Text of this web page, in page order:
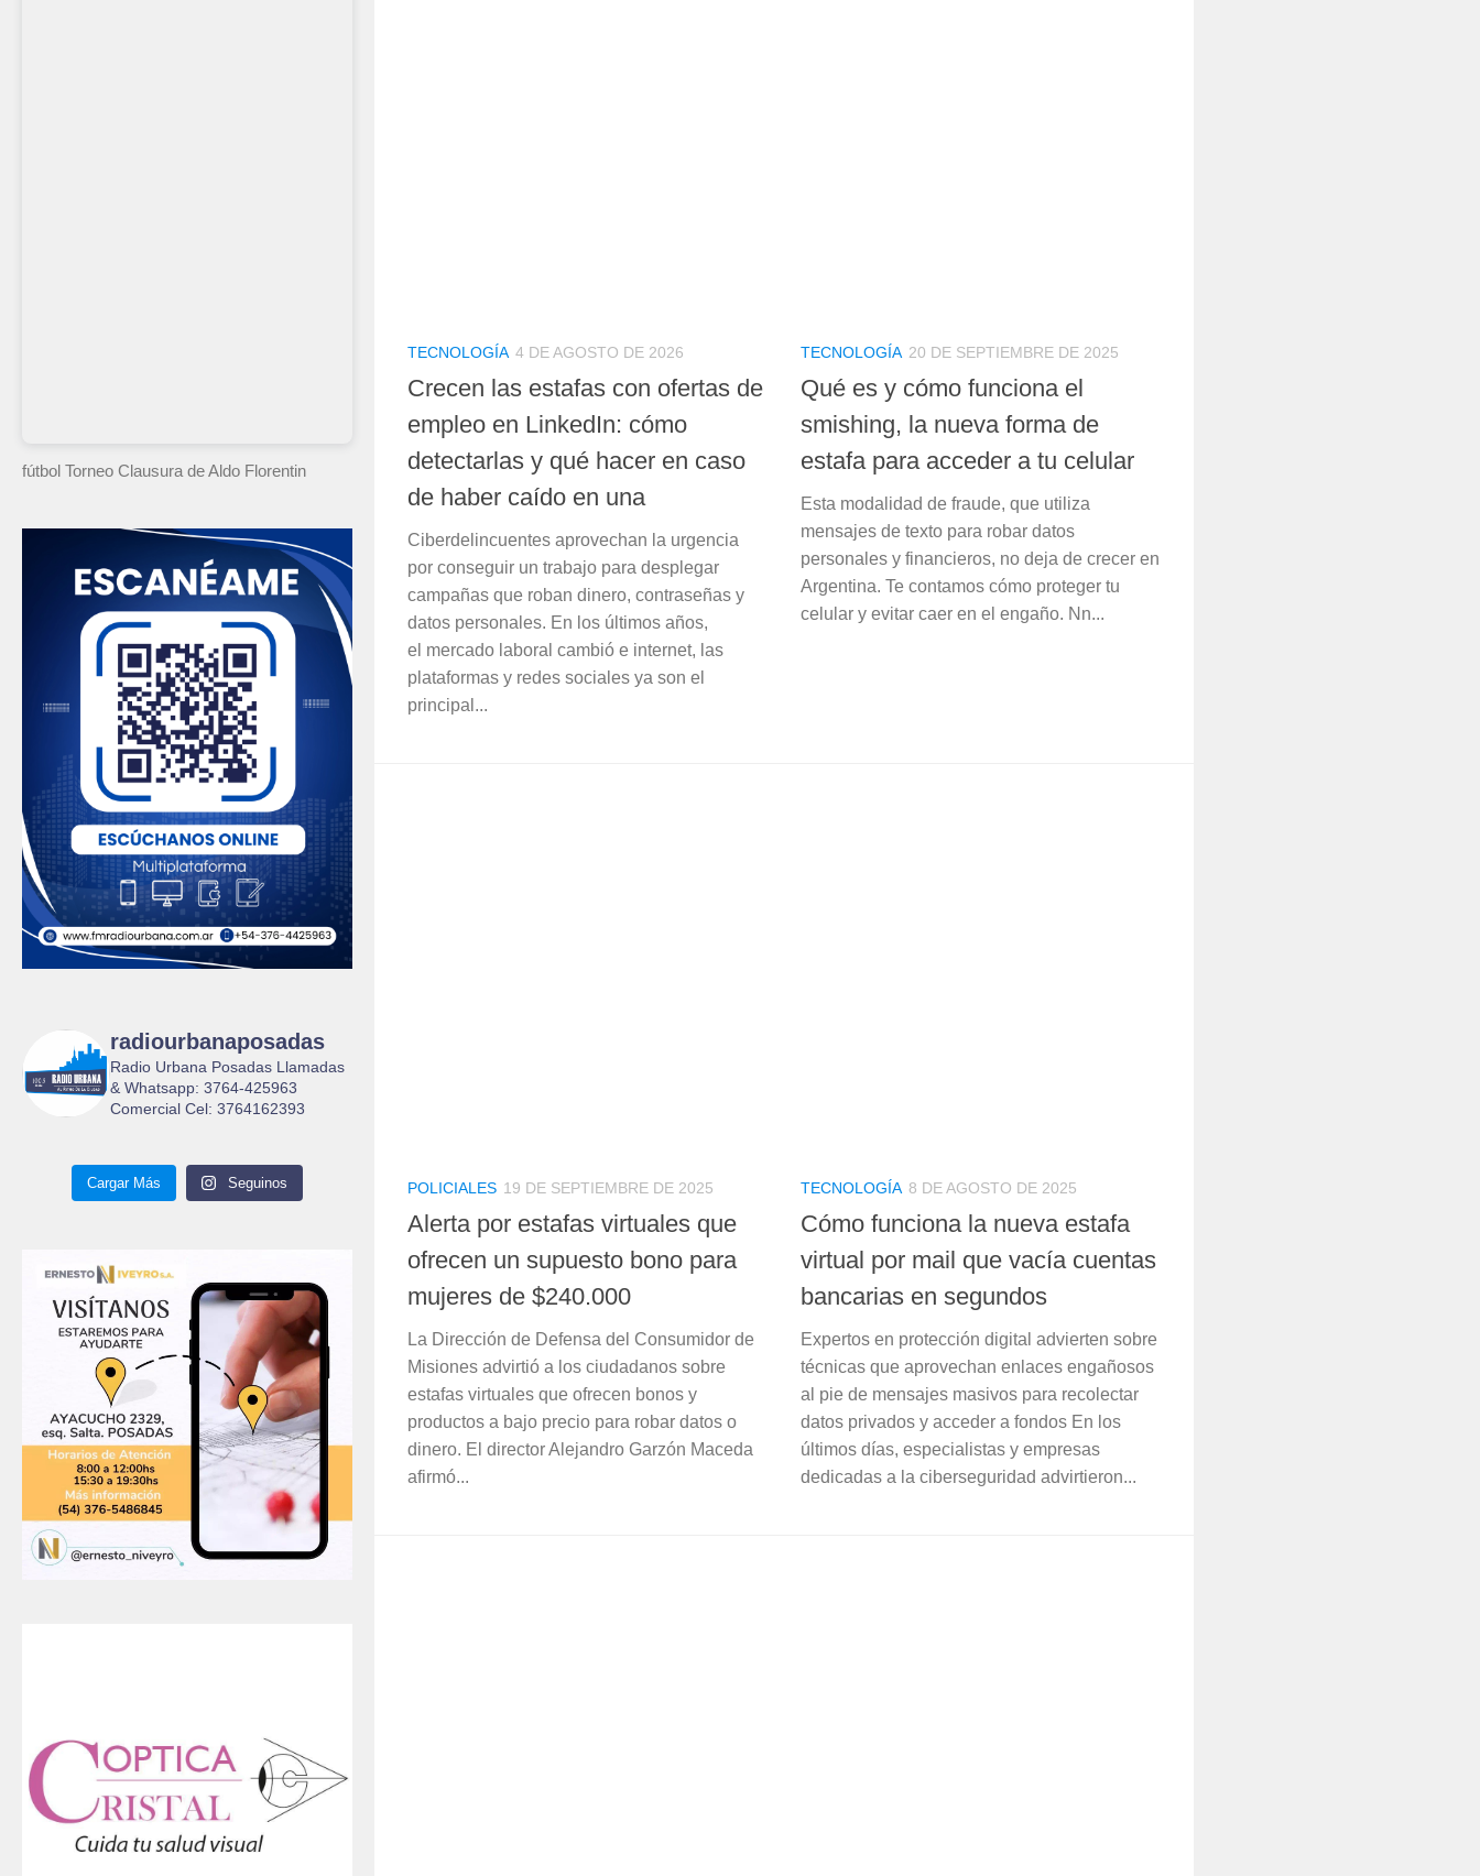
TECNOLOGÍA 4 DE AGOSTO DE 2026
Crecen las estafas con ofertas de
empleo en LinkedIn: cómo
detectarlas y qué hacer en caso
de haber caído en una
Ciberdelincuentes aprovechan la urgencia
por conseguir un trabajo para desplegar
campañas que roban dinero, contraseñas y
datos personales. En los últimos años,
el mercado laboral cambió e internet, las
plataformas y redes sociales ya son el
principal...
TECNOLOGÍA 20 DE SEPTIEMBRE DE 2025
Qué es y cómo funciona el
smishing, la nueva forma de
estafa para acceder a tu celular
Esta modalidad de fraude, que utiliza
mensajes de texto para robar datos
personales y financieros, no deja de crecer en
Argentina. Te contamos cómo proteger tu
celular y evitar caer en el engaño. Nn...
POLICIALES 19 DE SEPTIEMBRE DE 2025
Alerta por estafas virtuales que
ofrecen un supuesto bono para
mujeres de $240.000
La Dirección de Defensa del Consumidor de
Misiones advirtió a los ciudadanos sobre
estafas virtuales que ofrecen bonos y
productos a bajo precio para robar datos o
dinero. El director Alejandro Garzón Maceda
afirmó...
TECNOLOGÍA 8 DE AGOSTO DE 2025
Cómo funciona la nueva estafa
virtual por mail que vacía cuentas
bancarias en segundos
Expertos en protección digital advierten sobre
técnicas que aprovechan enlaces engañosos
al pie de mensajes masivos para recolectar
datos privados y acceder a fondos En los
últimos días, especialistas y empresas
dedicadas a la ciberseguridad advirtieron...
fútbol Torneo Clausurade Aldo Florentin
radiourbanaposadas
Radio Urbana Posadas Llamadas
& Whatsapp: 3764-425963
Comercial Cel: 3764162393
Cargar Más Seguinos